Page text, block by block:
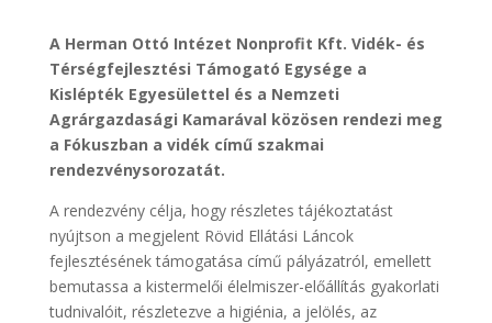
A Herman Ottó Intézet Nonprofit Kft. Vidék- és
Térségfejlesztési Támogató Egysége a
Kislépték Egyesülettel és a Nemzeti
Agrárgazdasági Kamarával közösen rendezi meg
a Fókuszban a vidék című szakmai
rendezvénysorozatát.
A rendezvény célja, hogy részletes tájékoztatást
nyújtson a megjelent Rövid Ellátási Láncok
fejlesztésének támogatása című pályázatról, emellett
bemutassa a kistermelői élelmiszer-előállítás gyakorlati
tudnivalóit, részletezve a higiénia, a jelölés, az